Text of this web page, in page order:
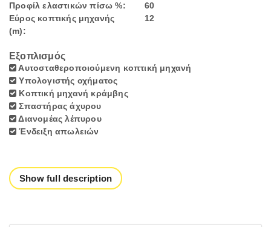
Προφίλ ελαστικών πίσω %:
60
Εύρος κοπτικής μηχανής
(m):
12
Εξοπλισμός
Αυτοσταθεροποιούμενη κοπτική μηχανή
Υπολογιστής οχήματος
Κοπτική μηχανή κράμβης
Σπαστήρας άχυρου
Διανομέας λέπυρου
Ένδειξη απωλειών
Show full description